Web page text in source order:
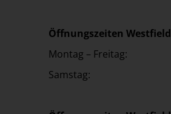
Öffnungszeiten
Montag – Freitag:
Samstag: 09:00